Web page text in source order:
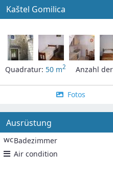
Kaštel Gomilica
Quadratur: 50 m2 Anzahl
Fotos
Ausrüstung
wcBadezimmer
Air condition